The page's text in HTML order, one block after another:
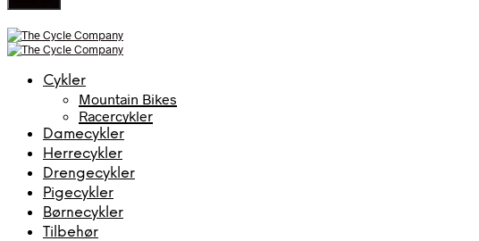
Cykler
Mountain Bikes
Racercykler
Damecykler
Herrecykler
Drengecykler
Pigecykler
Børnecykler
Tilbehør